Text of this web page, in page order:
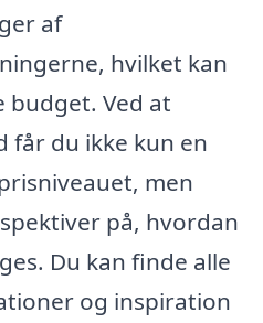
af
hvilket kan
budget. Ved at
får du ikke kun en
men
på, hvordan
Du kan finde alle
og inspiration